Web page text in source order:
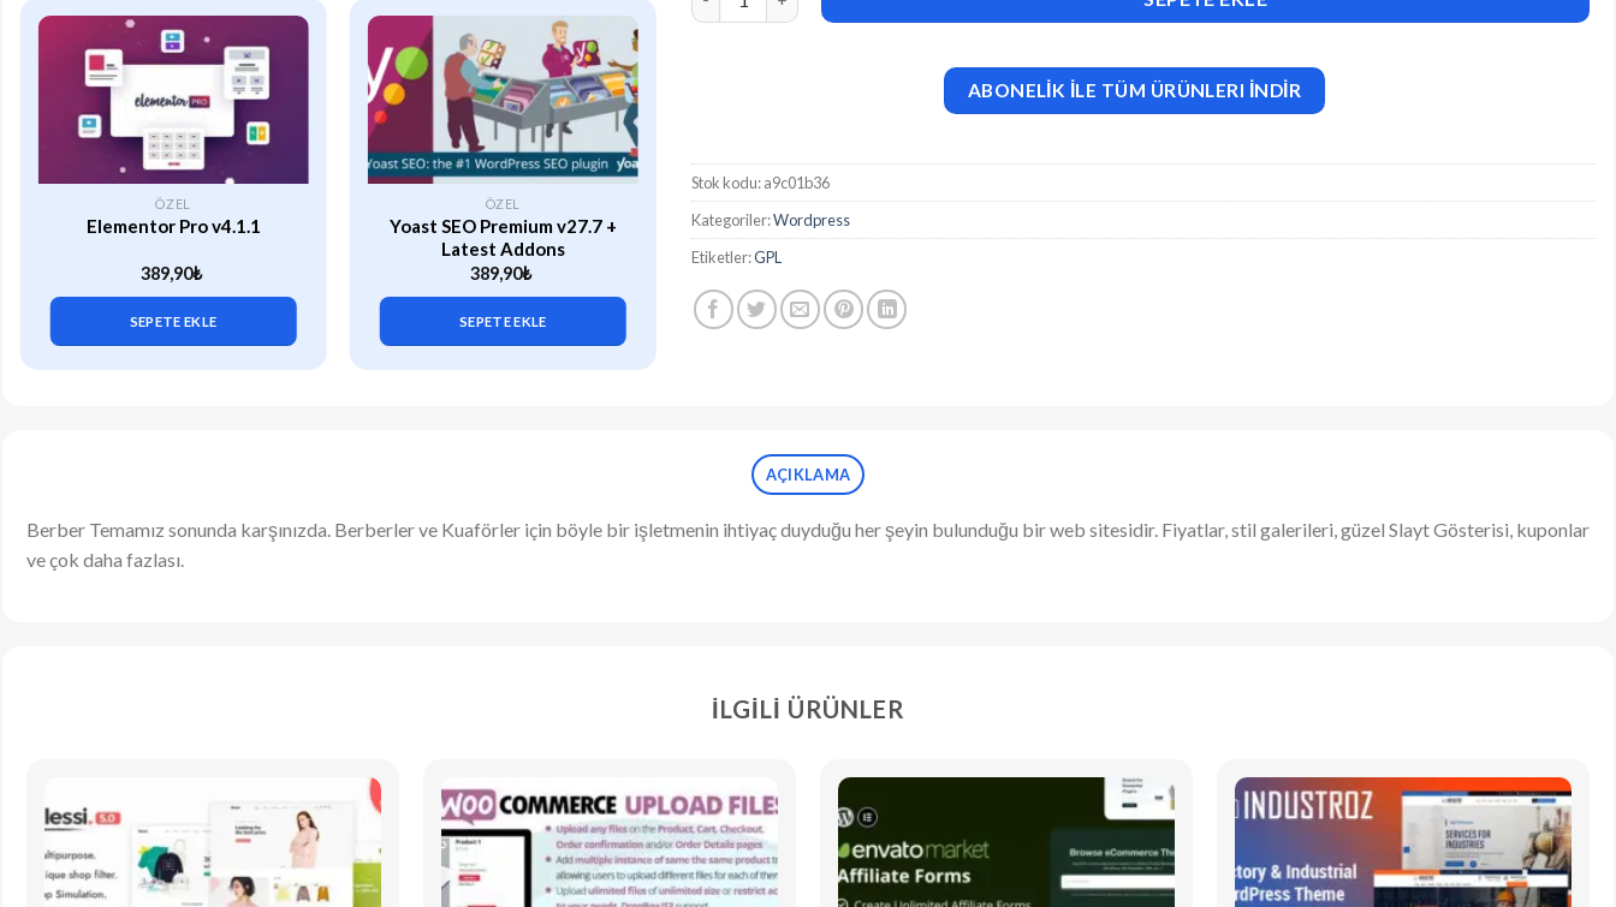
ÖZEL
Elementor Pro v4.1.1
389,90₺
SEPETE EKLE
ÖZEL
Yoast SEO Premium v27.7 +
Latest Addons
389,90₺
SEPETE EKLE
ÖZEL
WP Rocket (v3.21.2) Caching
Plugin for WordPress
SEPETE EKLE
ABONELİK İLE TÜM ÜRÜNLERI İNDİR
Stok kodu:a9c01b36
Kategoriler:Wordpress
Etiketler:GPL
AÇIKLAMA
Berber Temamız sonunda karşınızda. Berberler ve Kuaförler için böyle bir işletmenin ihtiyaç duyduğu her şeyin bulunduğu bir web sitesidir. Fiyatlar, stil galerileri, güzel Slayt Gösterisi, kuponlar
ve çok daha fazlası.
İLGILI ÜRÜNLER